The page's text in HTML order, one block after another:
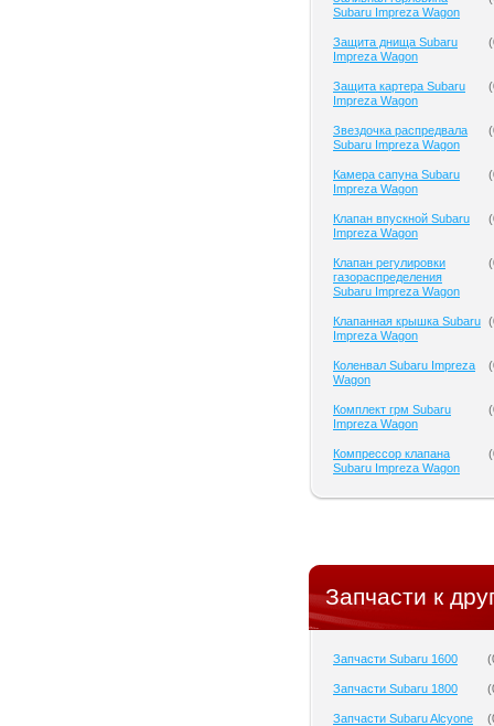
Subaru Impreza Wagon
Защита днища Subaru
Impreza Wagon
(
Защита картера Subaru
Impreza Wagon
(
Звездочка распредвала
Subaru Impreza Wagon
(
Камера сапуна Subaru
Impreza Wagon
(
Клапан впускной Subaru
Impreza Wagon
(
Клапан регулировки
газораспределения
Subaru Impreza Wagon
(
Клапанная крышка Subaru
Impreza Wagon
(
Коленвал Subaru Impreza
Wagon
(
Комплект грм Subaru
Impreza Wagon
(
Компрессор клапана
Subaru Impreza Wagon
(
Запчасти к
Запчасти Subaru 1600 (
Запчасти Subaru 1800 (
Запчасти Subaru Alcyone (